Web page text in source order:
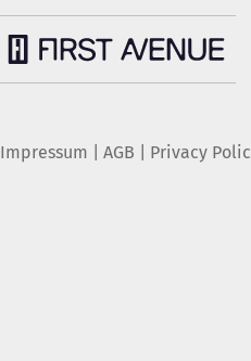
Impressum AGB Privacy